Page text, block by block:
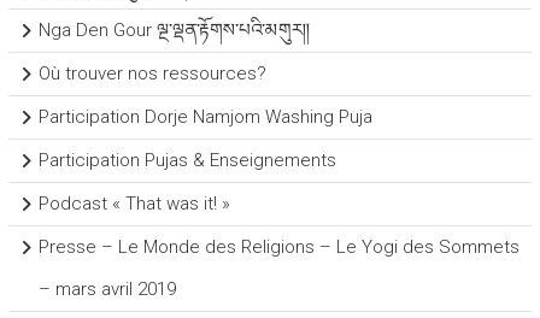
Nga Den Gour ལྔ་ལྡན་རྟོགས་པའི་མགུར།།
Où trouver nos ressources?
Participation Dorje Namjom Washing Puja
Participation Pujas & Enseignements
Podcast « That was it! »
Presse – Le Monde des Religions – Le Yogi des Sommets
– mars avril 2019